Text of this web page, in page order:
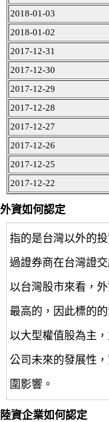
2018-01-03
2018-01-02
2017-12-31
2017-12-30
2017-12-29
2017-12-28
2017-12-27
2017-12-26
2017-12-25
2017-12-22
外資如何認定
指的是台灣以外的
過證券商在台灣證
以台灣股市來看，
最高的，因此標的
以大型權值股為主
公司未來的發展性
圍影響。
陸資企業如何認定